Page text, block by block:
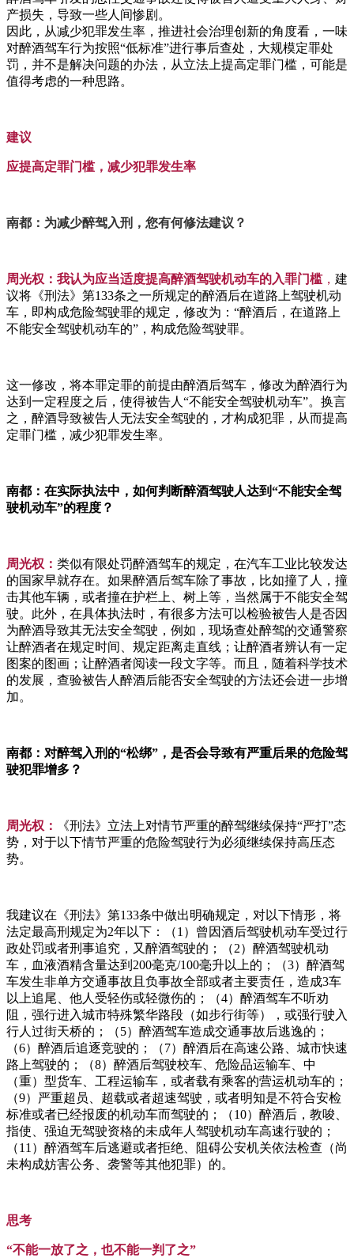
产损失，导致一些人间惨剧。
因此，从减少犯罪发生率，推进社会治理创新的角度看，一味
对醉酒驾车行为按照“低标准”进行事后查处，大规模定罪处
罚，并不是解决问题的办法，从立法上提高定罪门槛，可能是
值得考虑的一种思路。
建议
应提高定罪门槛，减少犯罪发生率
南都：为减少醉驾入刑，您有何修法建议？
周光权： 我认为应当适度提高醉酒驾驶机动车的入罪门槛， 建
议将《刑法》第133条之一所规定的醉酒后在道路上驾驶机动
车，即构成危险驾驶罪的规定，修改为：“醉酒后，在道路上
不能安全驾驶机动车的”，构成危险驾驶罪。
这一修改，将本罪定罪的前提由醉酒后驾车，修改为醉酒行为
达到一定程度之后，使得被告人“不能安全驾驶机动车”。换言
之，醉酒导致被告人无法安全驾驶的，才构成犯罪，从而提高
定罪门槛，减少犯罪发生率。
南都：在实际执法中，如何判断醉酒驾驶人达到“不能安全驾
驶机动车”的程度？
周光权： 类似有限处罚醉酒驾车的规定，在汽车工业比较发达
的国家早就存在。如果醉酒后驾车除了事故，比如撞了人，撞
击其他车辆，或者撞在护栏上、树上等，当然属于不能安全驾
驶。此外，在具体执法时，有很多方法可以检验被告人是否因
为醉酒导致其无法安全驾驶，例如，现场查处醉驾的交通警察
让醉酒者在规定时间、规定距离走直线；让醉酒者辨认有一定
图案的图画；让醉酒者阅读一段文字等。而且，随着科学技术
的发展，查验被告人醉酒后能否安全驾驶的方法还会进一步增
加。
南都：对醉驾入刑的“松绑”，是否会导致有严重后果的危险驾
驶犯罪增多？
周光权：
《刑法》立法上对情节严重的醉驾继续保持“严打”态
势，对于以下情节严重的危险驾驶行为必须继续保持高压态
势。
我建议在《刑法》第133条中做出明确规定，对以下情形，将
法定最高刑规定为2年以下：（1）曾因酒后驾驶机动车受过行
政处罚或者刑事追究，又醉酒驾驶的；（2）醉酒驾驶机动
车，血液酒精含量达到200毫克/100毫升以上的；（3）醉酒驾
车发生非单方交通事故且负事故全部或者主要责任，造成3车
以上追尾、他人受轻伤或轻微伤的；（4）醉酒驾车不听劝
阻，强行进入城市特殊繁华路段（如步行街等），或强行驶入
行人过街天桥的；（5）醉酒驾车造成交通事故后逃逸的；
（6）醉酒后追逐竞驶的；（7）醉酒后在高速公路、城市快速
路上驾驶的；（8）醉酒后驾驶校车、危险品运输车、中
（重）型货车、工程运输车，或者载有乘客的营运机动车的；
（9）严重超员、超载或者超速驾驶，或者明知是不符合安检
标准或者已经报废的机动车而驾驶的；（10）醉酒后，教唆、
指使、强迫无驾驶资格的未成年人驾驶机动车高速行驶的；
（11）醉酒驾车后逃避或者拒绝、阻碍公安机关依法检查（尚
未构成妨害公务、袭警等其他犯罪）的。
思考
“不能一放了之，也不能一判了之”